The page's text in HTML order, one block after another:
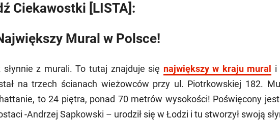
Ciekawostki [LISTA]:
Mural w Polsce!
słynnie z murali. To tutaj znajduje się największy w kraju mural
i
na trzech ścianach wieżowców przy ul. Piotrkowskiej 182.
to 24 piętra, ponad 70 metrów wysokości! Poświęcony
-Andrzej Sapkowski – urodził się w Łodzi i tu stworzył swoją